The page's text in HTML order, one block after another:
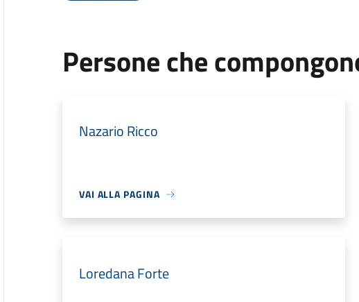
Persone che
Nazario Ricco
VAI ALLA PAGINA
Loredana Forte